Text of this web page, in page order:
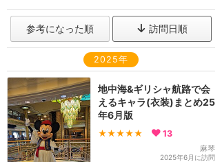
参考になった順 訪問日順
2025年
地中海&ギリシャ航路で会
えるキャラ(衣装)まとめ25
年6月版
★★★★★ 13
麻琴
2025年6月に訪問